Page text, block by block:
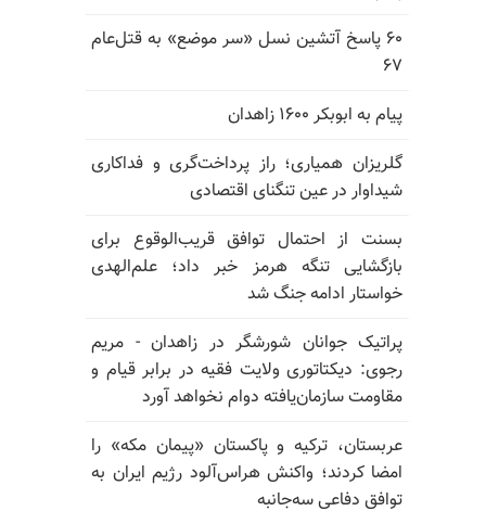
۶۰ پاسخ آتشین نسل «سر موضع» به قتل‌عام
۶۷
پیام به ابوبکر ۱۶۰۰ زاهدان
گلریزان همیاری؛ راز پرداخت‌گری و فداکاری
شیداوار در عین تنگنای اقتصادی
بسنت از احتمال توافق قریب‌الوقوع برای
بازگشایی تنگه هرمز خبر داد؛ علم‌الهدی
خواستار ادامه جنگ شد
پراتیک جوانان شورشگر در زاهدان - مریم
رجوی: دیکتاتوری ولایت فقیه در برابر قیام و
مقاومت سازمان‌یافته دوام نخواهد آورد
عربستان، ترکیه و پاکستان «پیمان مکه» را
امضا کردند؛ واکنش هراس‌آلود رژیم ایران به
توافق دفاعی سه‌جانبه